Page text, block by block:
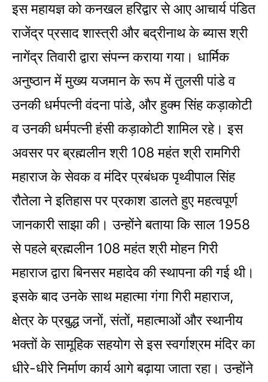
इस महायज्ञ को कनखल हरिद्वार से आए आचार्य पंडित
राजेंद्र प्रसाद शास्त्री और बद्रीनाथ के ब्यास श्री
नागेंद्र तिवारी द्वारा संपन्न कराया गया। धार्मिक
अनुष्ठान में मुख्य यजमान के रूप में तुलसी पांडे व
उनकी धर्मपत्नी वंदना पांडे, और हुक्म सिंह कड़ाकोटी
व उनकी धर्मपत्नी हंसी कड़ाकोटी शामिल रहे। इस
अवसर पर ब्रह्मलीन श्री 108 महंत श्री रामगिरी
महाराज के सेवक व मंदिर प्रबंधक पृथ्वीपाल सिंह
रौतेला ने इतिहास पर प्रकाश डालते हुए महत्वपूर्ण
जानकारी साझा की। उन्होंने बताया कि साल 1958
से पहले ब्रह्मलीन 108 महंत श्री मोहन गिरी
महाराज द्वारा बिनसर महादेव की स्थापना की गई थी।
इसके बाद उनके साथ महात्मा गंगा गिरी महाराज,
क्षेत्र के प्रबुद्ध जनों, संतों, महात्माओं और स्थानीय
भक्तों के सामूहिक सहयोग से इस स्वर्गाश्रम मंदिर का
धीरे-धीरे निर्माण कार्य आगे बढ़ाया जाता रहा। उन्होंने